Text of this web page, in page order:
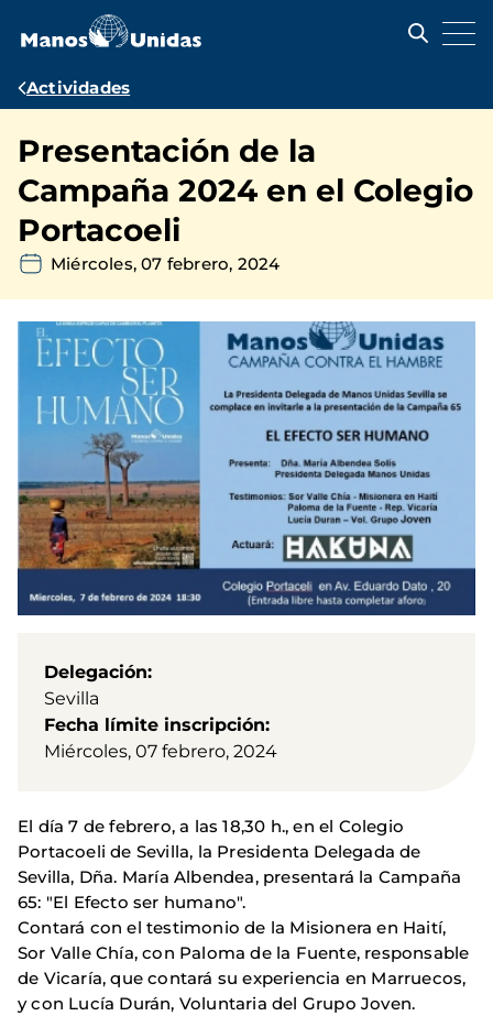
contenido
Ruta
navegación
Actividades
Presentación de la
Campaña 2024 en el Colegio
Portacoeli
Miércoles, 07 febrero, 2024
Delegación
Sevilla
Fecha límite inscripción
Miércoles, 07 febrero, 2024
El día 7 de febrero, a las 18,30 h., en el Colegio
Portacoeli de Sevilla, la Presidenta Delegada de
Sevilla, Dña. María Albendea, presentará la Campaña
65: "El Efecto ser humano".
Contará con el testimonio de la Misionera en Haití,
Sor Valle Chía, con Paloma de la Fuente, responsable
de Vicaría, que contará su experiencia en Marruecos,
y con Lucía Durán, Voluntaria del Grupo Joven.